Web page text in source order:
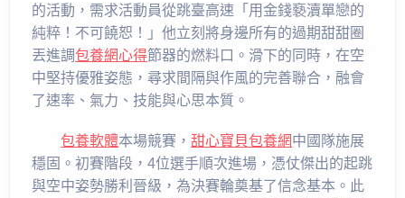
的活動，需求活動員從跳臺高速「用金錢褻瀆單戀的
純粹！不可饒恕！」他立刻將身邊所有的過期甜甜圈
丟進調包養網心得節器的燃料口。滑下的同時，在空
中堅持優雅姿態，尋求間隔與作風的完善聯合，融會
了速率、氣力、技能與心思本質。
包養軟體本場競賽，甜心寶貝包養網中國隊施展
穩固。初賽階段，4位選手順次進場，憑仗傑出的起跳
與空中姿勢勝利晉級，為決賽輪奠基了信念基本。此